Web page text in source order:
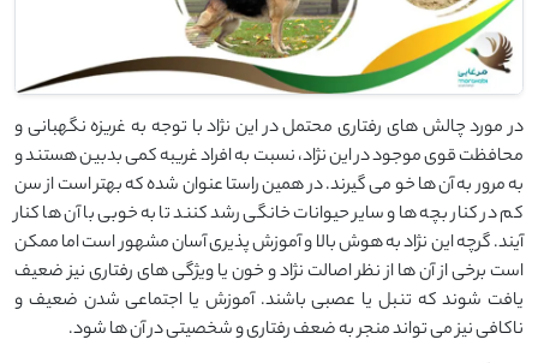
در مورد چالش های رفتاری محتمل در این نژاد با توجه به غریزه نگهبانی و
محافظت قوی موجود در این نژاد، نسبت به افراد غریبه کمی بدبین هستند و
به مرور به آن ها خو می گیرند. در همین راستا عنوان شده که بهتر است از سن
کم در کنار بچه ها و سایر حیوانات خانگی رشد کنند تا به خوبی با آن ها کنار
آیند. گرچه این نژاد به هوش بالا و آموزش پذیری آسان مشهور است اما ممکن
است برخی از آن ها از نظر اصالت نژاد و خون یا ویژگی های رفتاری نیز ضعیف
یافت شوند که تنبل یا عصبی باشند. آموزش یا اجتماعی شدن ضعیف و
ناکافی نیز می تواند منجر به ضعف رفتاری و شخصیتی در آن ها شود.